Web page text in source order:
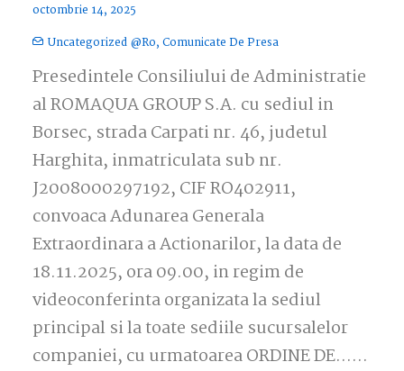
octombrie 14, 2025
Uncategorized @ro,Comunicate De Presa
Presedintele Consiliului de Administratie
al ROMAQUA GROUP S.A. cu sediul in
Borsec, strada Carpati nr. 46, judetul
Harghita, inmatriculata sub nr.
J2008000297192, CIF RO402911,
convoaca Adunarea Generala
Extraordinara a Actionarilor, la data de
18.11.2025, ora 09.00, in regim de
videoconferinta organizata la sediul
principal si la toate sediile sucursalelor
companiei, cu urmatoarea ORDINE DE……